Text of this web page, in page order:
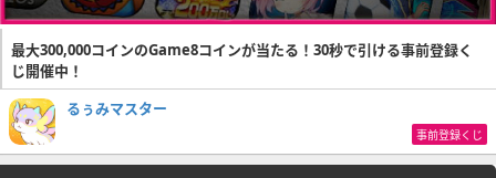
最大300,000コインのGame8コインが当たる！30秒で引ける事前登録く
じ開催中！
るぅみマスター
事前登録くじ